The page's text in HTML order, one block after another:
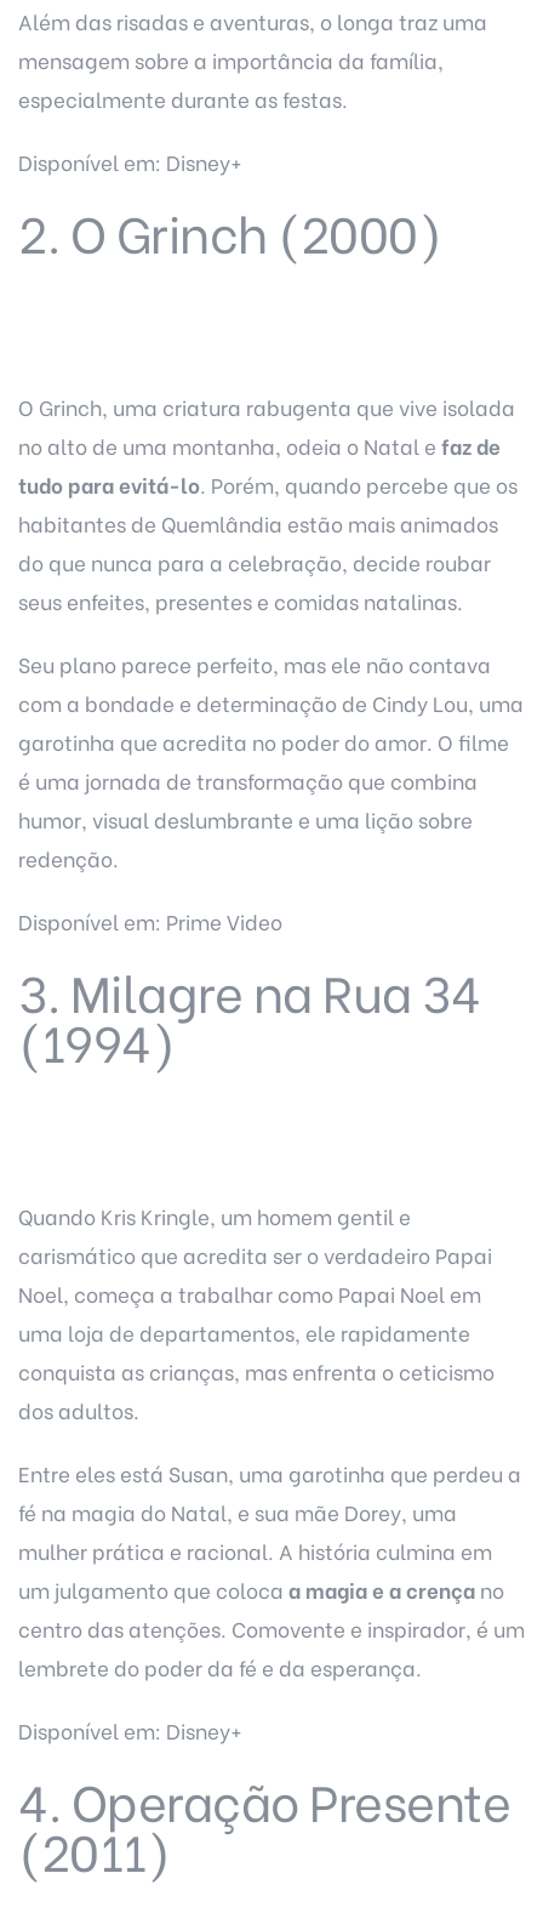
Além das risadas e aventuras, o longa traz uma
mensagem sobre a importância da família,
especialmente durante as festas.
Disponível em: Disney+
2. O Grinch (2000)
O Grinch, uma criatura rabugenta que vive isolada
no alto de uma montanha, odeia o Natal e faz de
tudo para evitá-lo. Porém, quando percebe que os
habitantes de Quemlândia estão mais animados
do que nunca para a celebração, decide roubar
seus enfeites, presentes e comidas natalinas.
Seu plano parece perfeito, mas ele não contava
com a bondade e determinação de Cindy Lou, uma
garotinha que acredita no poder do amor. O filme
é uma jornada de transformação que combina
humor, visual deslumbrante e uma lição sobre
redenção.
Disponível em: Prime Video
3. Milagre na Rua 34
(1994)
Quando Kris Kringle, um homem gentil e
carismático que acredita ser o verdadeiro Papai
Noel, começa a trabalhar como Papai Noel em
uma loja de departamentos, ele rapidamente
conquista as crianças, mas enfrenta o ceticismo
dos adultos.
Entre eles está Susan, uma garotinha que perdeu a
fé na magia do Natal, e sua mãe Dorey, uma
mulher prática e racional. A história culmina em
um julgamento que coloca a magia e a crença no
centro das atenções. Comovente e inspirador, é um
lembrete do poder da fé e da esperança.
Disponível em: Disney+
4. Operação Presente
(2011)